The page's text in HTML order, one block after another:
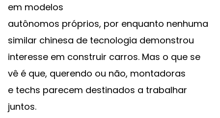
em modelos
autônomos próprios, por enquanto nenhuma
similar chinesa de tecnologia demonstrou
interesse em construir carros. Mas o que se
vê é que, querendo ou não, montadoras
e techs parecem destinados a trabalhar
juntos.